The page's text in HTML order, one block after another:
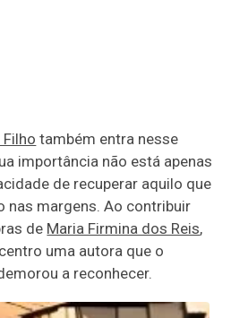
também entra nesse
importância não está apenas
de recuperar aquilo que
nas margens. Ao contribuir
de Maria Firmina dos Reis,
uma autora que o
a reconhecer.